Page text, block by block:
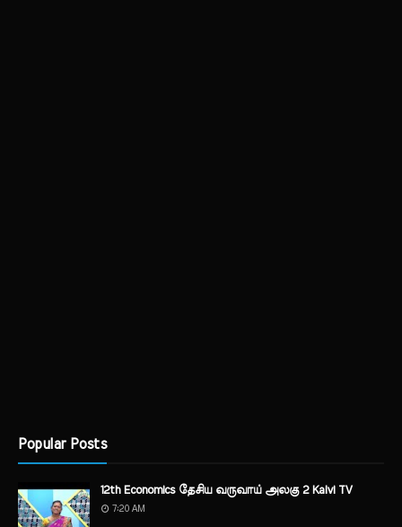
Popular Posts
12th Economics தேசிய வருவாய் அலகு 2 Kalvi TV
7:20 AM